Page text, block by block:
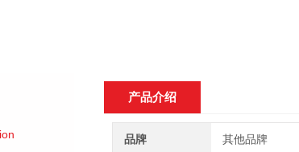
产品介绍
品牌 其他品牌